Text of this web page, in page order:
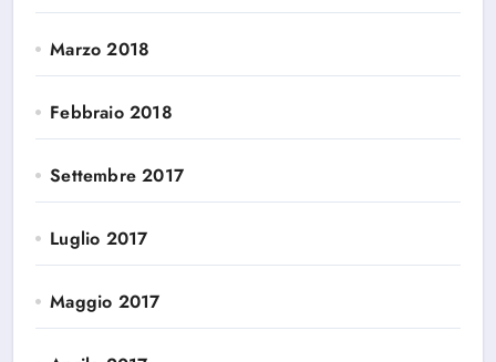
Marzo 2018
Febbraio 2018
Settembre 2017
Luglio 2017
Maggio 2017